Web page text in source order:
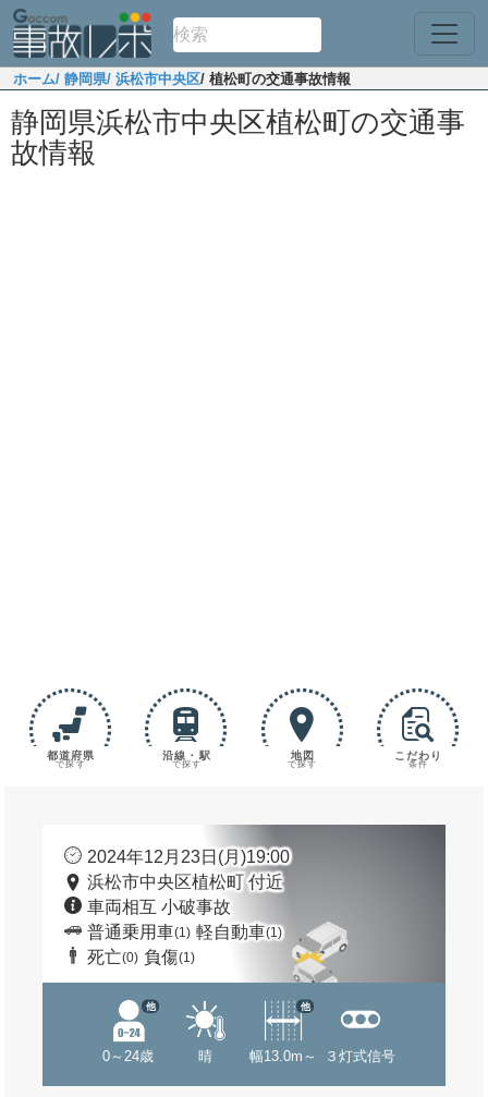
ホーム/ 静岡県/ 浜松市中央区/ 植松町の交通事故情報
静岡県浜松市中央区植松町の交通事
故情報
都道府県
で探す
沿線・駅
で探す
地図
で探す
こだわり
条件
2024年12月23日(月)19:00
浜松市中央区植松町 付近
車両相互 小破事故
普通乗用車(1) 軽自動車(1)
死亡(0) 負傷(1)
0～24歳
他
晴 幅13.0m～
他
３灯式信号